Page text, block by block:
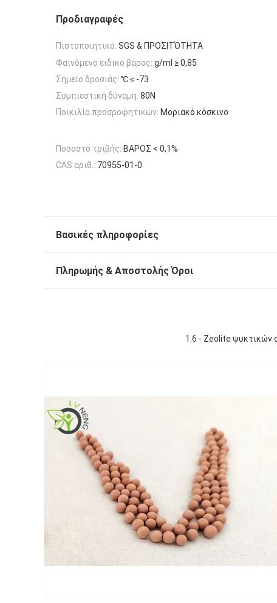
Προδιαγραφές
Πιστοποιητικό: SGS & ΠΡΟΣΙΤΌΤΗΤΑ
Φαινόμενο ειδικό βάρος: g/ml ≥ 0,85
Σημείο δροσιάς: ℃ ≤ -73
Συμπιεστική δύναμη: 80N
Ποικιλία προσροφητικών: Μοριακό κόσκινο
Ποσοστό τριβής: ΒΑΡΟΣ < 0,1%
CAS αριθ.: 70955-01-0
Βασικές πληροφορίες
Πληρωμής & Αποστολής Όροι
1.6 - Zeolite ψυκτικών